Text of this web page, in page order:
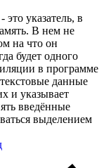
указатель, в
В нем не
на что он
будет одного
в программе
данные
и указывает
введённые
выделением